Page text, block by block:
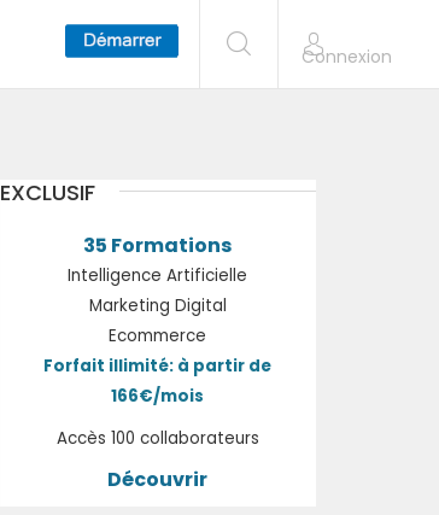
Connexion
EXCLUSIF
35 Formations
Intelligence Artificielle
Marketing Digital
Ecommerce
Forfait illimité: à partir de
166€/mois
Accès 100 collaborateurs
Découvrir